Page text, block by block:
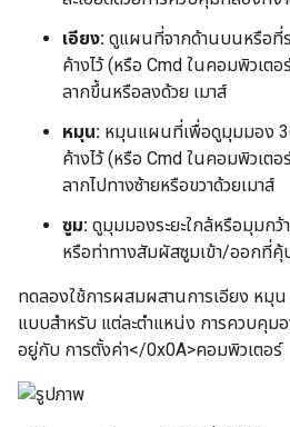
เอียง: ดูแผนที่จากด้านบนหรือที่
ค้างไว้ (หรือ Cmd ในคอมพิวเต
ลากขึ้นหรือลงด้วย เมาส์
หมุน: หมุนแผนที่เพื่อดูมุมมอง
ค้างไว้ (หรือ Cmd ในคอมพิวเต
ลากไปทางซ้ายหรือขวาด้วยเมาส์
ซูม: ดูมุมมองระยะใกล้หรือมุมก
หรือท่าทางสัมผัสซูมเข้า/ออกที่คุ้
ทดลองใช้การผสมผสานการเอียง หมุ
แบบสำหรับ แต่ละตำแหน่ง การควบคุม
อยู่กับ การตั้งค่า</0x0A>คอมพิวเตอร์